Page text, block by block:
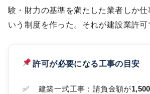
験・財力の基準を満たした業者しか仕
いう制度を作った。それが建設業許可
許可が必要になる工事の目安
建築一式工事：請負金額が